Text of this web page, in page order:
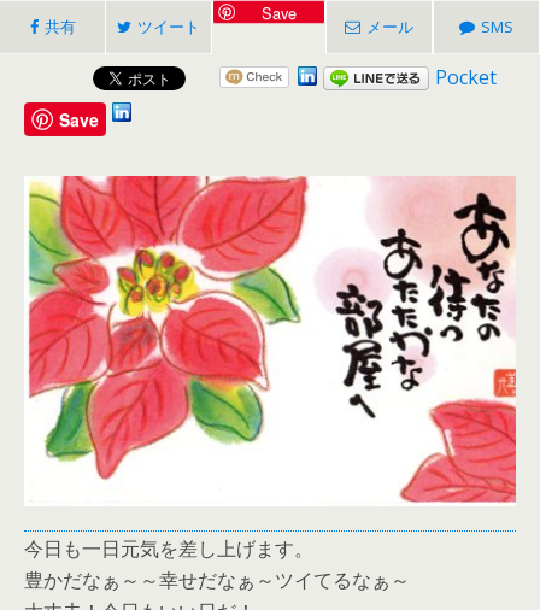
共有 ツイート
Save
メール SMS
Pocket
Save
今日も一日元気を差し上げます。
豊かだなぁ～～幸せだなぁ～ツイてるなぁ～